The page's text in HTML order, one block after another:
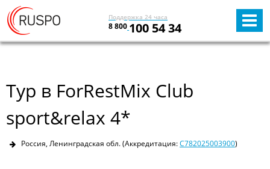
Поддержка 24 часа
8 800 100 54 34
Тур в ForRestMix Club
sport&relax 4*
Россия, Ленинградская обл.(Аккредитация:С782025003900)